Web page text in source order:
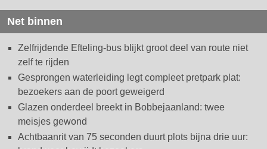
Net binnen
Zelfrijdende Efteling-bus blijkt groot deel van route niet
zelf te rijden
Gesprongen waterleiding legt compleet pretpark plat:
bezoekers aan de poort geweigerd
Glazen onderdeel breekt in Bobbejaanland: twee
meisjes gewond
Achtbaanrit van 75 seconden duurt plots bijna drie uur: